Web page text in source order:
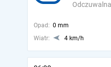
Odczuwalna
Opad: 0 mm
Wiatr:
4 km/h